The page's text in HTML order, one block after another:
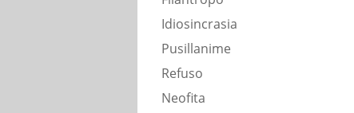
Idiosincrasia
Pusillanime
Refuso
Neofita